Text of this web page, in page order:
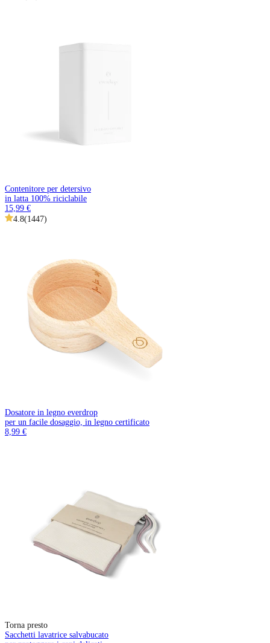
Contenitore per detersivo
in latta 100% riciclabile
15,99 €
4.8(1447)
Dosatore in legno everdrop
per un facile dosaggio, in legno certificato
8,99 €
Torna presto
Sacchetti lavatrice salvabucato